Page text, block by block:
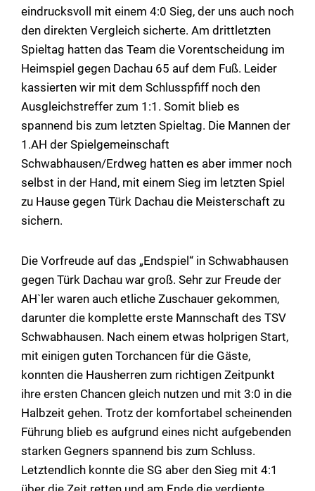
eindrucksvoll mit einem 4:0 Sieg, der uns auch noch
den direkten Vergleich sicherte. Am drittletzten
Spieltag hatten das Team die Vorentscheidung im
Heimspiel gegen Dachau 65 auf dem Fuß. Leider
kassierten wir mit dem Schlusspfiff noch den
Ausgleichstreffer zum 1:1. Somit blieb es
spannend bis zum letzten Spieltag. Die Mannen der
1.AH der Spielgemeinschaft
Schwabhausen/Erdweg hatten es aber immer noch
selbst in der Hand, mit einem Sieg im letzten Spiel
zu Hause gegen Türk Dachau die Meisterschaft zu
sichern.
Die Vorfreude auf das „Endspiel“ in Schwabhausen
gegen Türk Dachau war groß. Sehr zur Freude der
AH`ler waren auch etliche Zuschauer gekommen,
darunter die komplette erste Mannschaft des TSV
Schwabhausen. Nach einem etwas holprigen Start,
mit einigen guten Torchancen für die Gäste,
konnten die Hausherren zum richtigen Zeitpunkt
ihre ersten Chancen gleich nutzen und mit 3:0 in die
Halbzeit gehen. Trotz der komfortabel scheinenden
Führung blieb es aufgrund eines nicht aufgebenden
starken Gegners spannend bis zum Schluss.
Letztendlich konnte die SG aber den Sieg mit 4:1